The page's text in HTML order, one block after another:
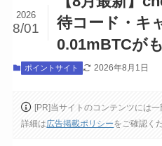
待コード・キ
0.01mBTCが
2026
8/01
ポイントサイト 2026年8月1日
[PR]当サイトのコンテンツには
詳細は広告掲載ポリシーをご確認く